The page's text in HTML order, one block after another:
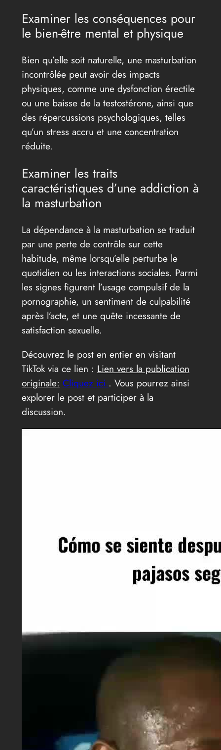
Examiner les conséquences pour
le bien-être mental et physique
Bien qu’elle soit naturelle, une masturbation
incontrôlée peut avoir des impacts
physiques, comme une dysfonction érectile
ou une baisse de la testostérone, ainsi que
des répercussions psychologiques, telles
qu’un stress accru et une concentration
réduite.
Examiner les traits
caractéristiques d’une addiction à
la masturbation
La dépendance à la masturbation se traduit
par une perte de contrôle sur cette
habitude, même lorsqu’elle perturbe le
quotidien ou les interactions sociales. Parmi
les signes figurent l’usage compulsif de la
pornographie, un sentiment de culpabilité
après l’acte, et une quête incessante de
satisfaction sexuelle.
Découvrez le post en entier en visitant
TikTok via ce lien : Lien vers la publication
originale: Cliquez ici.. Vous pourrez ainsi
explorer le post et participer à la
discussion.